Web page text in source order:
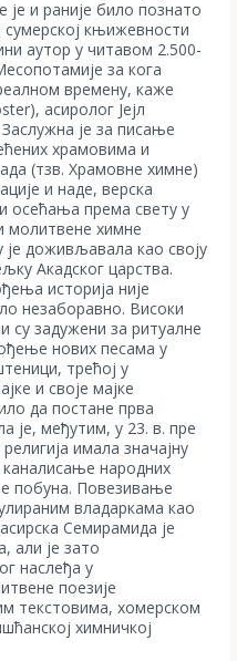
и раније било познато
сумерској књижевности
аутор у читавом 2.500-
за кога
времену, каже
асиролог Јејл
је за писање
храмовима и
(тзв. Храмовне химне)
и наде, верска
осећања према свету у
молитвене химне
доживљавала као своју
Акадског царства.
историја није
незаборавно. Високи
су задужени за ритуалне
нових песама у
трећој у
и своје мајке
да постане прва
је, међутим, у 23. в. пре
имала значајну
каналисање народних
побуна. Повезивање
владаркама као
Семирамида је
али је зато
наслеђа у
поезије
текстовима, хомерском
химничкој